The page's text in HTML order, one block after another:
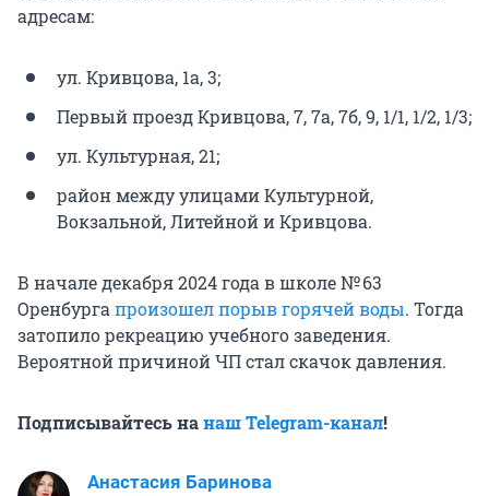
адресам:
ул. Кривцова, 1а, 3;
Первый проезд Кривцова, 7, 7а, 7б, 9, 1/1, 1/2, 1/3;
ул. Культурная, 21;
район между улицами Культурной,
Вокзальной, Литейной и Кривцова.
В начале декабря 2024 года в школе № 63
Оренбургапроизошел порыв горячей воды. Тогда
затопило рекреацию учебного заведения.
Вероятной причиной ЧП стал скачок давления.
Подписывайтесь нанаш Telegram-канал!
Анастасия Баринова